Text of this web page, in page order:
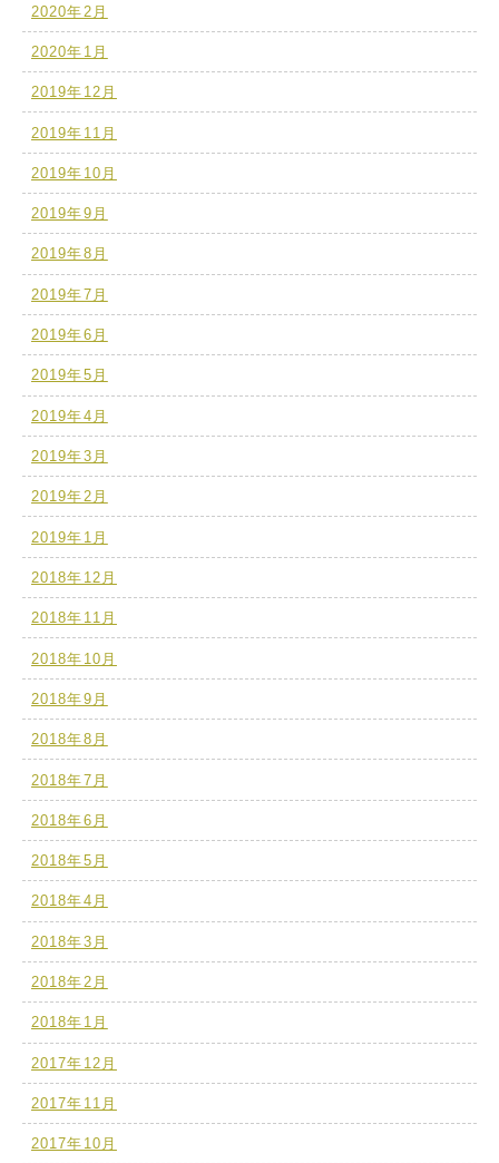
2020年2月
2020年1月
2019年12月
2019年11月
2019年10月
2019年9月
2019年8月
2019年7月
2019年6月
2019年5月
2019年4月
2019年3月
2019年2月
2019年1月
2018年12月
2018年11月
2018年10月
2018年9月
2018年8月
2018年7月
2018年6月
2018年5月
2018年4月
2018年3月
2018年2月
2018年1月
2017年12月
2017年11月
2017年10月